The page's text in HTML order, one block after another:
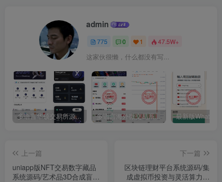
admin
775 0 1 47.5W+
这家伙很懒，什么都没有写...
多语言华硕交易所源码/手机端uniapp电脑端vue.支持秒合约/币币/国际黄金/U本位合约/DeFi挖矿 多语言海外微交易系统源码/虚拟币黄金期货外汇微盘
上一篇
uniapp版NFT交易数字藏品
系统源码/艺术品3D合成盲盒
下一篇
区块链理财平台系统源码/集
成虚拟币投资与灵活算力节